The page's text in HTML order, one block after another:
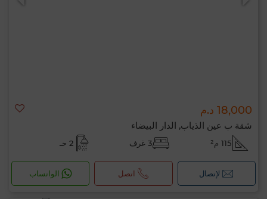
18,000 د.م
شقة ب عين الذياب, الدار البيضاء
115 م² 3 غرف 2 حـ
لإتصال اتصل الواتساب